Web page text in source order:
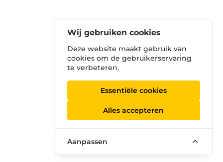
Wij gebruiken cookies
Deze website maakt gebruik van
cookies om de gebruikerservaring
te verbeteren.
Essentiële cookies
Alles accepteren
Aanpassen